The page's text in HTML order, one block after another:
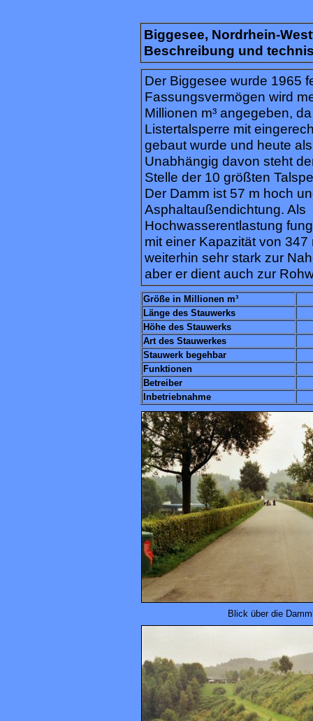
Biggesee, Nordrhein-
Beschreibung und
Der Biggesee wurde 1965
Fassungsvermögen wird
Millionen m³ angegeben,
Listertalsperre mit
gebaut wurde und heute
Unabhängig davon steht
Stelle der 10 größten
Der Damm ist 57 m hoch
Asphaltaußendichtung. Als
Hochwasserentlastung
mit einer Kapazität von 347
weiterhin sehr stark zur
aber er dient auch zur
Größe in Millionen m³
Länge des Stauwerks
Höhe des Stauwerks
Art des Stauwerkes
Stauwerk begehbar
Funktionen
Betreiber
Inbetriebnahme
Blick über die